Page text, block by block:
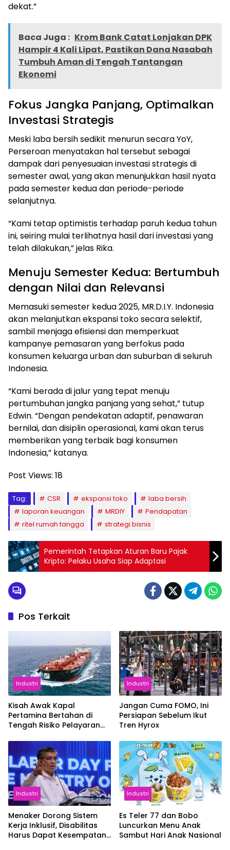
dekat.”
Baca Juga : Krom Bank Catat Lonjakan DPK
Hampir 4 Kali Lipat, Pastikan Dana Nasabah
Tumbuh Aman di Tengah Tantangan
Ekonomi
Fokus Jangka Panjang, Optimalkan
Investasi Strategis
Meski laba bersih sedikit menurun secara YoY,
Perseroan menyatakan hal tersebut sebagai
dampak dari penyesuaian investasi strategis di
semester awal, yang akan menunjukkan hasil nyata
pada semester kedua dan periode-periode
selanjutnya.
“Kami tetap optimistis terhadap paruh kedua tahun
ini, seiring mulai terlihatnya hasil dari investasi yang
telah dilakukan,” jelas Rika.
Menuju Semester Kedua: Bertumbuh
dengan Nilai dan Relevansi
Memasuki semester kedua 2025, MR.D.I.Y. Indonesia
akan melanjutkan ekspansi toko secara selektif,
sambil menjaga efisiensi dan memperkuat
kampanye pemasaran yang berfokus pada
konsumen keluarga urban dan suburban di seluruh
Indonesia.
“Kami berada di jalur yang tepat menuju
pertumbuhan jangka panjang yang sehat,” tutup
Edwin. “Dengan pendekatan adaptif, penawaran
bernilai, dan disiplin operasional, kami akan terus
memberikan yang terbaik bagi konsumen
Indonesia,” katanya.
Post Views: 18
Tag: CSR ekspansi toko
laba bersih
laporan keuangan
MRDIY
Pendapatan
ritel rumah tangga
strategi bisnis
Pemerintah Tetapkan Aturan Baru Pajak
Kripto: Pelaku Usaha Siap Adaptasi
Pos Terkait
Industri
Kisah Awak Kapal
Pertamina Bertahan di
Tengah Risiko Pelayaran
Industri
Jangan Cuma FOMO, Ini
Persiapan Sebelum Ikut
Tren Hyrox
Industri
Menaker Dorong Sistem
Kerja Inklusif, Disabilitas
Harus Dapat Kesempatan
Industri
Es Teler 77 dan Bobo
Luncurkan Menu Anak
Sambut Hari Anak Nasional